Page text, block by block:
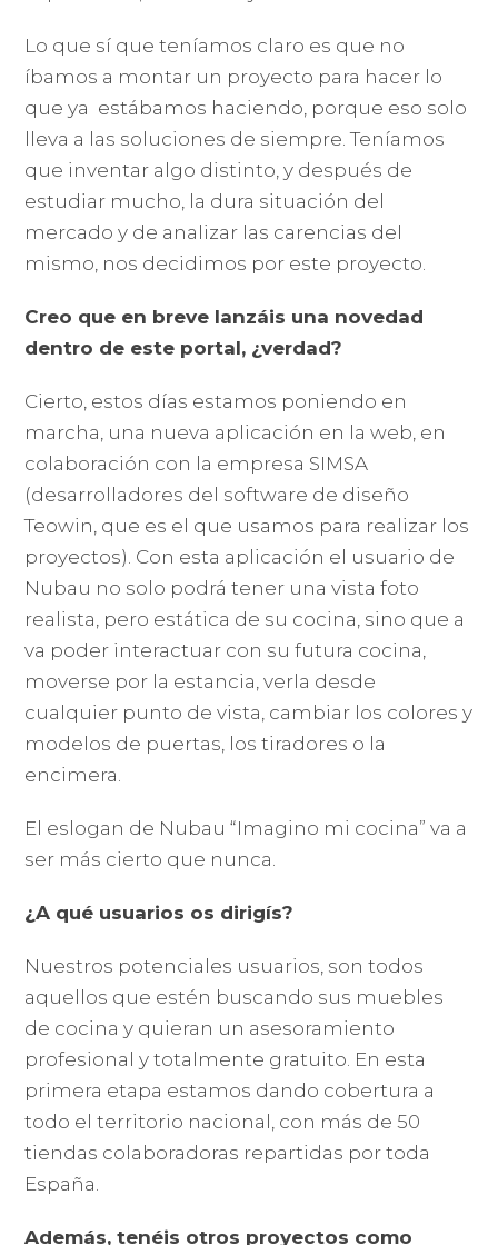
Lo que sí que teníamos claro es que no
íbamos a montar un proyecto para hacer lo
que ya estábamos haciendo, porque eso solo
lleva a las soluciones de siempre. Teníamos
que inventar algo distinto, y después de
estudiar mucho, la dura situación del
mercado y de analizar las carencias del
mismo, nos decidimos por este proyecto.
Creo que en breve lanzáis una novedad
dentro de este portal, ¿verdad?
Cierto, estos días estamos poniendo en
marcha, una nueva aplicación en la web, en
colaboración con la empresa SIMSA
(desarrolladores del software de diseño
Teowin, que es el que usamos para realizar los
proyectos). Con esta aplicación el usuario de
Nubau no solo podrá tener una vista foto
realista, pero estática de su cocina, sino que a
va poder interactuar con su futura cocina,
moverse por la estancia, verla desde
cualquier punto de vista, cambiar los colores y
modelos de puertas, los tiradores o la
encimera.
El eslogan de Nubau “Imagino mi cocina” va a
ser más cierto que nunca.
¿A qué usuarios os dirigís?
Nuestros potenciales usuarios, son todos
aquellos que estén buscando sus muebles
de cocina y quieran un asesoramiento
profesional y totalmente gratuito. En esta
primera etapa estamos dando cobertura a
todo el territorio nacional, con más de 50
tiendas colaboradoras repartidas por toda
España.
Además, tenéis otros proyectos como